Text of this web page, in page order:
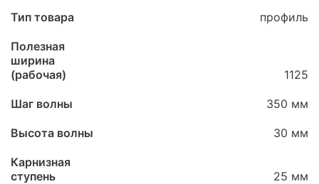
Тип товара профиль
Полезная
ширина
(рабочая)
1125
Шаг волны 350 мм
Высота волны 30 мм
Карнизная
ступень
25 мм